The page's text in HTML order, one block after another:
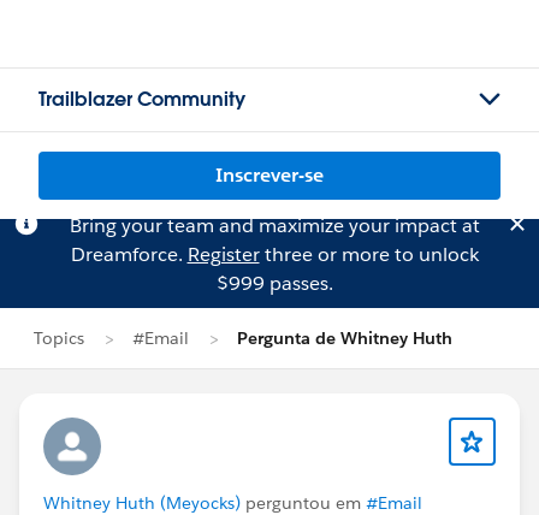
Trailblazer Community
Inscrever-se
Bring your team and maximize your impact at
Dreamforce. Registerthree or more to unlock
$999 passes.
Topics #Email Pergunta de Whitney Huth
Whitney Huth (Meyocks) perguntou em #Email